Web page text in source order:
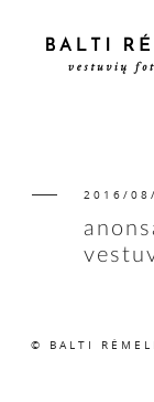
PAGRINDINIS
ISTORIJOS
2016/
© BALTI